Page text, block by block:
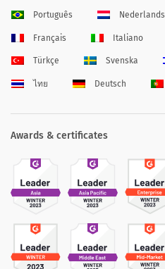
Português Nederlands
Français Italiano
Türkçe Svenska
ไทย Deutsch
Awards & certificates